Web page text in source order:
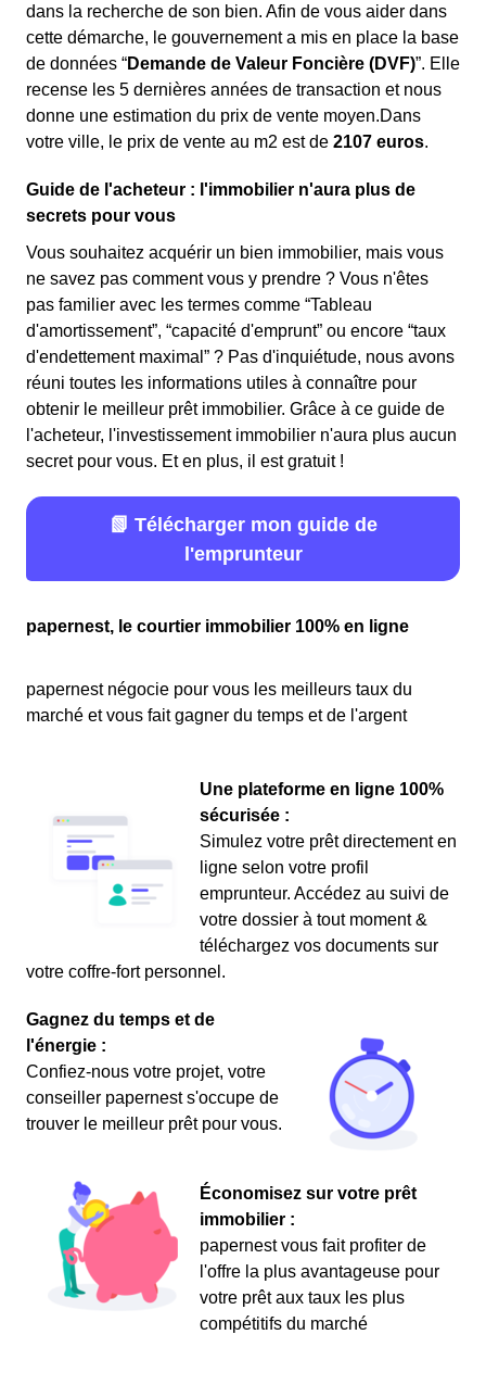
dans la recherche de son bien. Afin de vous aider dans
cette démarche, le gouvernement a mis en place la base
de données “Demande de Valeur Foncière (DVF)”. Elle
recense les 5 dernières années de transaction et nous
donne une estimation du prix de vente moyen.Dans
votre ville, le prix de vente au m2 est de 2107 euros.
Guide de l'acheteur : l'immobilier n'aura plus de
secrets pour vous
Vous souhaitez acquérir un bien immobilier, mais vous
ne savez pas comment vous y prendre ? Vous n'êtes
pas familier avec les termes comme “Tableau
d'amortissement”, “capacité d'emprunt” ou encore “taux
d'endettement maximal” ? Pas d'inquiétude, nous avons
réuni toutes les informations utiles à connaître pour
obtenir le meilleur prêt immobilier. Grâce à ce guide de
l'acheteur, l'investissement immobilier n'aura plus aucun
secret pour vous. Et en plus, il est gratuit !
📗 Télécharger mon guide de
l'emprunteur
papernest, le courtier immobilier 100% en ligne
papernest négocie pour vous les meilleurs taux du
marché et vous fait gagner du temps et de l'argent
Une plateforme en ligne 100%
sécurisée :
Simulez votre prêt directement en
ligne selon votre profil
emprunteur. Accédez au suivi de
votre dossier à tout moment &
téléchargez vos documents sur
votre coffre-fort personnel.
Gagnez du temps et de
l'énergie :
Confiez-nous votre projet, votre
conseiller papernest s'occupe de
trouver le meilleur prêt pour vous.
Économisez sur votre prêt
immobilier :
papernest vous fait profiter de
l'offre la plus avantageuse pour
votre prêt aux taux les plus
compétitifs du marché